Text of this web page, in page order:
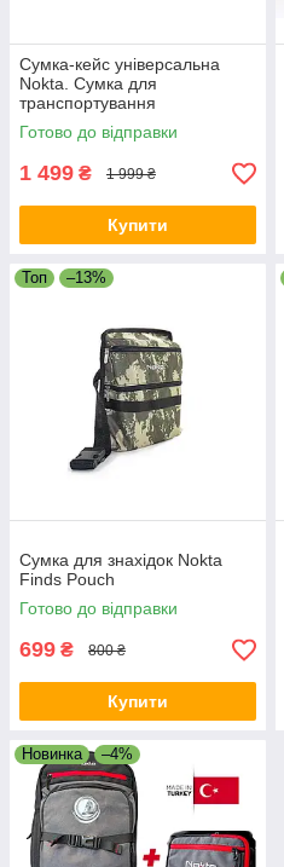
Сумка-кейс універсальна
Nokta. Сумка для
транспортування
металошукачів
Готово до відправки
1 499 ₴ 1 999 ₴
Купити
Топ –13%
Сумка для знахідок Nokta
Finds Pouch
Готово до відправки
699 ₴ 800 ₴
Купити
Новинка –4%